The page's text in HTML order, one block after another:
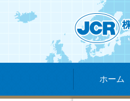
ホーム